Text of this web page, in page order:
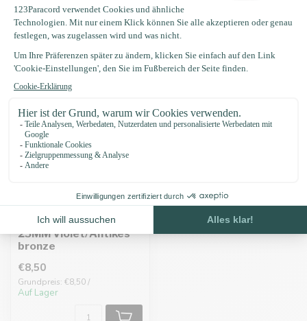
Zuletzt angesehen
Biothane adapter
25MM Violet/Antikes
bronze
€8,50
Grundpreis: €8,50 /
Auf Lager